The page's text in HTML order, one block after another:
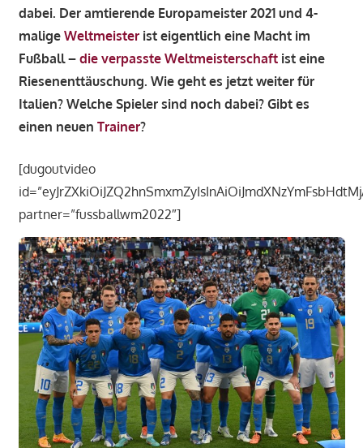
dabei. Der amtierende Europameister 2021 und 4-
malige Weltmeisterist eigentlich eine Macht im
Fußball – die verpasste Weltmeisterschaftist eine
Riesenenttäuschung. Wie geht es jetzt weiter für
Italien? Welche Spieler sind noch dabei? Gibt es
einen neuen Trainer?
[dugoutvideo
partner=”fussballwm2022″]